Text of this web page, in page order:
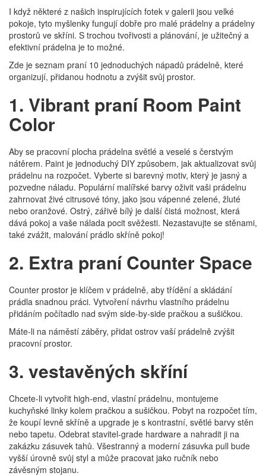
I když některé z našich inspirujících fotek v galerii jsou velké
pokoje, tyto myšlenky fungují dobře pro malé prádelny a prádelny
prostorů ve skříni. S trochou tvořivosti a plánování, je užitečný a
efektivní prádelna je to možné.
Zde je seznam praní 10 jednoduchých nápadů prádelně, které
organizují, přidanou hodnotu a zvýšit svůj prostor.
1. Vibrant praní Room Paint
Color
Aby se pracovní plocha prádelna světlé a veselé s čerstvým
nátěrem. Paint je jednoduchý DIY způsobem, jak aktualizovat svůj
prádelnu na rozpočet. Vyberte si barevný motiv, který je jasný a
pozvedne náladu. Populární malířské barvy oživit vaši prádelnu
zahrnovat živé citrusové tóny, jako jsou vápenné zelené, žluté
nebo oranžové. Ostrý, zářivě bílý je další čistá možnost, která
dává pokoj a vaše nálada pocit svěžesti. Nezastavujte se stěnami,
také zvážit, malování prádlo skříně pokoj!
2. Extra praní Counter Space
Counter prostor je klíčem v prádelně, aby třídění a skládání
prádla snadnou práci. Vytvoření návrhu vlastního prádelnu
přidáním počítadlo nad svým side-by-side pračkou a sušičkou.
Máte-li na náměstí záběry, přidat ostrov vaší prádelně zvýšit
pracovní prostor.
3. vestavěných skříní
Chcete-li vytvořit high-end, vlastní prádelnu, montujeme
kuchyňské linky kolem pračkou a sušičkou. Pobyt na rozpočet tím,
že koupí levně skříně a upgrade je s kontrastní, světlé barvy stěn
nebo tapetu. Odebrat stavitel-grade hardware a nahradit ji na
zakázku zásuvek tahů. Všestranný a moderní zásuvka pull bude
vyšší úrovně svůj styl a může pracovat jako ručník nebo
závěsným stojanu.